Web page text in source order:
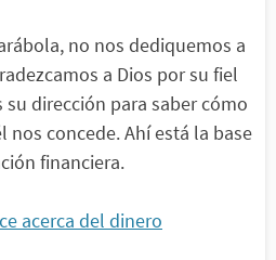
no nos dediquemos a
a Dios por su fiel
dirección para saber cómo
nos concede. Ahí está la base
financiera.
acerca del dinero